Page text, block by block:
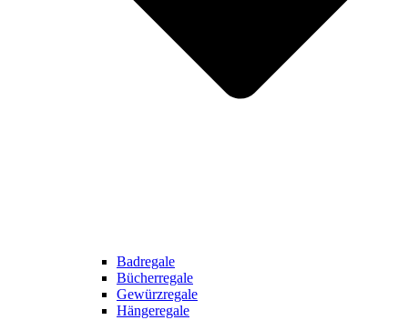
Badregale
Bücherregale
Gewürzregale
Hängeregale